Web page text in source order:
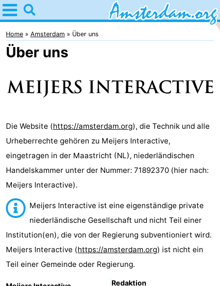
Home
Amsterdam
Interessante
Junge
Erwachsene
Kostenlos
Übernachten
Appartements
Campingplätze
Ferienhäuser
-
Het
-
Home Amsterdam Über uns
Über uns
Die Website (https://amsterdam.org), die Technik und alle
Urheberrechte gehören zu Meijers Interactive,
eingetragen in der Maastricht (NL), niederländischen
Handelskammer unter der Nummer: 71892370 (hier nach:
Meijers Interactive).
Meijers Interactive ist eine eigenständige private
niederländische Gesellschaft und nicht Teil einer
Institution(en), die von der Regierung subventioniert wird.
Meijers Interactive (https://amsterdam.org) ist nicht ein
Teil einer Gemeinde oder Regierung.
Redaktion